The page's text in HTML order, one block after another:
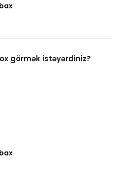
görmək istəyərdiniz?